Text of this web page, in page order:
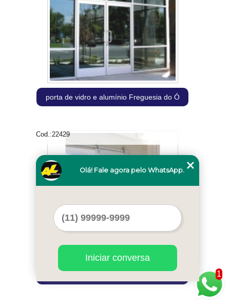
porta de vidro e alumínio Freguesia do Ó
Cod.:22429
1
Olá! Fale agora pelo WhatsApp.
Iniciar conversa